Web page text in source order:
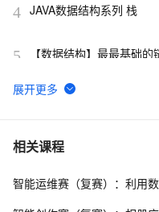
4 JAVA数据结构系列 栈
5
【数据结构】最最基础
6 【数据结构进阶】AVL树
7 数据结构与算法分析-分离
8 数据结构（顺序结构、链
相关课程